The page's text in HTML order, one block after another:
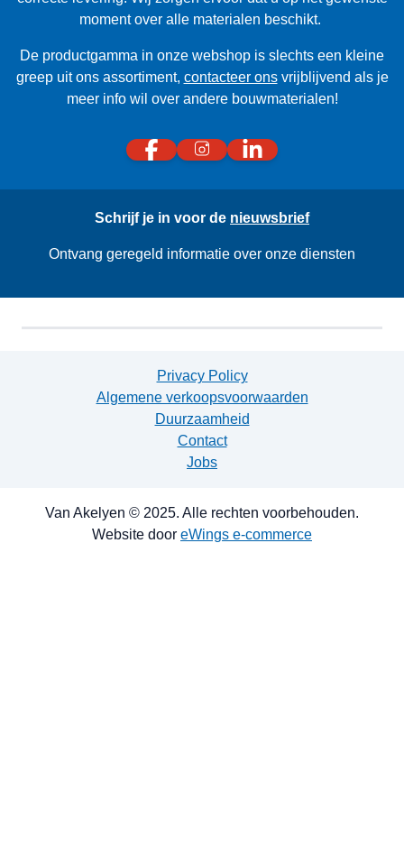
moment over alle materialen beschikt.
De productgamma in onze webshop is slechts een kleine
greep uit ons assortiment, contacteer onsvrijblijvend als je
meer info wil over andere bouwmaterialen!
Schrijf je in voor de nieuwsbrief
Ontvang geregeld informatie over onze diensten
Privacy Policy
Algemene verkoopsvoorwaarden
Duurzaamheid
Contact
Jobs
Van Akelyen © 2025. Alle rechten voorbehouden.
Website door eWings e-commerce